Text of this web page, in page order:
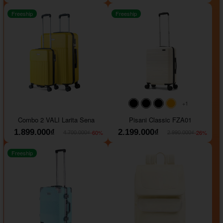
Freeship
Combo 2 VALI Larita Sena
1.899.000₫
-60%
#000000#000000
#000000
#ffa500
+1
Freeship
Pisani Classic FZA01
2.199.000₫
-26%
Freeship